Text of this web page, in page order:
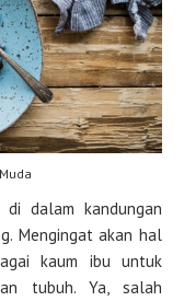
dalam kandungan
Mengingat akan hal
kaum ibu untuk
tubuh. Ya, salah